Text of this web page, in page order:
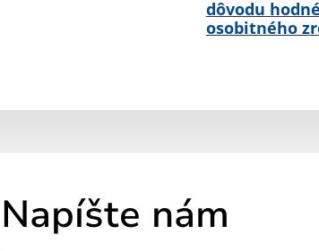
dôvodu
osobitného
Napíšte nám